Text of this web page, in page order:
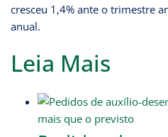
cresceu 1,4% ante o trimestre
anual.
Leia Mais